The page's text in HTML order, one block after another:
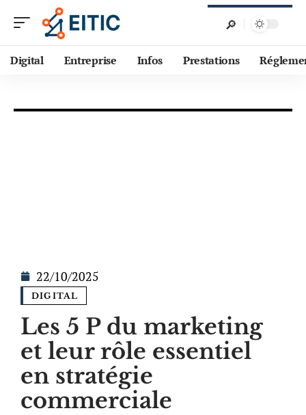
Digital Entreprise Infos Prestations
22/10/2025
DIGITAL
Les 5 P du marketing
et leur rôle essentiel
en stratégie
commerciale